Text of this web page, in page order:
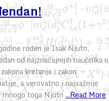
rođen je Isak Njutn,
od najznačajnijih naučnika u
kretanja i zakon
a verovatno i najvažnije
mnogo toga Njutn...Read More